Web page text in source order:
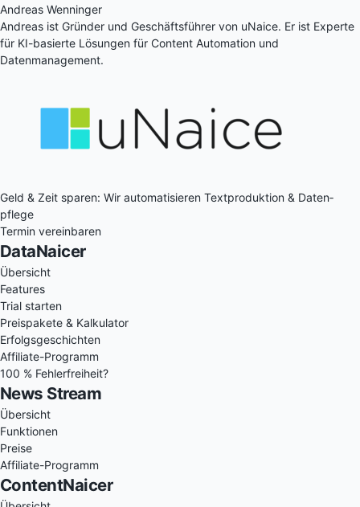
Andreas Wenninger
Andreas ist Gründer und Geschäftsführer von uNaice. Er ist Experte
für KI-basierte Lösungen für Content Automation und
Datenmanagement.
Geld & Zeit sparen: Wir auto­matisieren Text­produktion & Daten­
pflege
Termin vereinbaren
DataNaicer
Übersicht
Features
Trial starten
Preispakete & Kalkulator
Erfolgsgeschichten
Affiliate-Programm
100 % Fehlerfreiheit?
News Stream
Übersicht
Funktionen
Preise
Affiliate-Programm
ContentNaicer